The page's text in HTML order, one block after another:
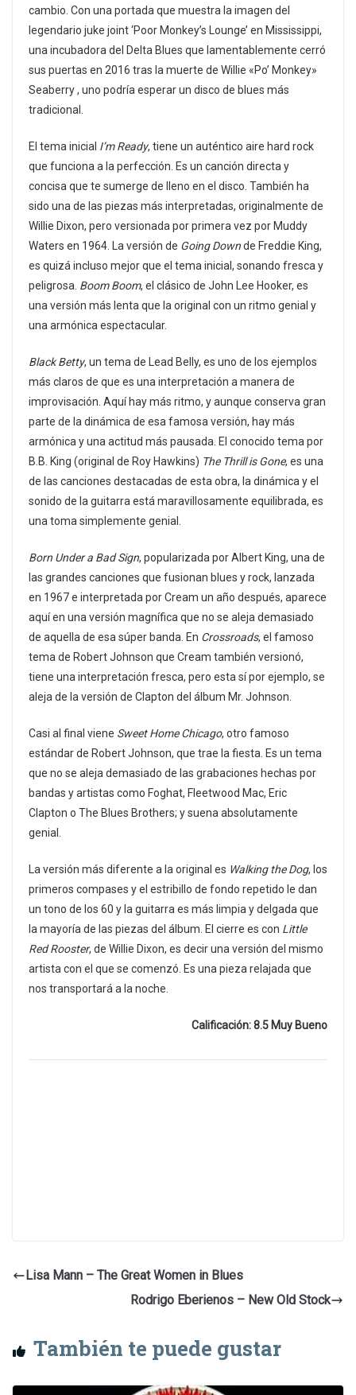
cambio. Con una portada que muestra la imagen del
legendario juke joint ‘Poor Monkey’s Lounge’ en Mississippi,
una incubadora del Delta Blues que lamentablemente cerró
sus puertas en 2016 tras la muerte de Willie «Po’ Monkey»
Seaberry , uno podría esperar un disco de blues más
tradicional.
El tema inicial I’m Ready, tiene un auténtico aire hard rock
que funciona a la perfección. Es un canción directa y
concisa que te sumerge de lleno en el disco. También ha
sido una de las piezas más interpretadas, originalmente de
Willie Dixon, pero versionada por primera vez por Muddy
Waters en 1964. La versión de Going Downde Freddie King,
es quizá incluso mejor que el tema inicial, sonando fresca y
peligrosa. Boom Boom, el clásico de John Lee Hooker, es
una versión más lenta que la original con un ritmo genial y
una armónica espectacular.
Black Betty, un tema de Lead Belly, es uno de los ejemplos
más claros de que es una interpretación a manera de
improvisación. Aquí hay más ritmo, y aunque conserva gran
parte de la dinámica de esa famosa versión, hay más
armónica y una actitud más pausada. El conocido tema por
B.B. King (original de Roy Hawkins) The Thrill is Gone, es una
de las canciones destacadas de esta obra, la dinámica y el
sonido de la guitarra está maravillosamente equilibrada, es
una toma simplemente genial.
Born Under a Bad Sign, popularizada por Albert King, una de
las grandes canciones que fusionan blues y rock, lanzada
en 1967 e interpretada por Cream un año después, aparece
aquí en una versión magnífica que no se aleja demasiado
de aquella de esa súper banda. En Crossroads, el famoso
tema de Robert Johnson que Cream también versionó,
tiene una interpretación fresca, pero esta sí por ejemplo, se
aleja de la versión de Clapton del álbum Mr. Johnson.
Casi al final viene Sweet Home Chicago, otro famoso
estándar de Robert Johnson, que trae la fiesta. Es un tema
que no se aleja demasiado de las grabaciones hechas por
bandas y artistas como Foghat, Fleetwood Mac, Eric
Clapton o The Blues Brothers; y suena absolutamente
genial.
La versión más diferente a la original es Walking the Dog, los
primeros compases y el estribillo de fondo repetido le dan
un tono de los 60 y la guitarra es más limpia y delgada que
la mayoría de las piezas del álbum. El cierre es con Little
Red Rooster, de Willie Dixon, es decir una versión del mismo
artista con el que se comenzó. Es una pieza relajada que
nos transportará a la noche.
Calificación: 8.5 Muy Bueno
Lisa Mann – The Great Women in Blues
Rodrigo Eberienos – New Old Stock
También te puede gustar